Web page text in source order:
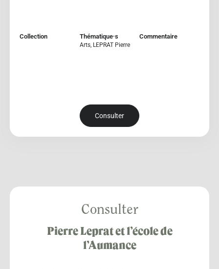
Collection Thématique·s
Arts, LEPRAT Pierre
Commentaire
Consulter
Consulter
Pierre Leprat et l’école de
l’Aumance